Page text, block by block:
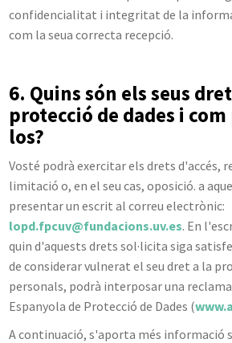
confidencialitat i integritat de la
com la seua correcta recepció.
6. Quins són els seus
protecció de dades i
los?
Vosté podrà exercitar els drets d'accés,
limitació o, en el seu cas, oposició. a
presentar un escrit al correu electrònic:
lopd.fpcuv@fundacions.uv.es. En
quin d'aquests drets sol·licita siga
de considerar vulnerat el seu dret a la
personals, podrà interposar una
Espanyola de Protecció de Dades (
A continuació, s'aporta més informació